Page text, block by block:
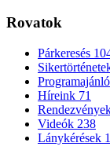
Rovatok
Párkeresés
Programajánló
Híreink 71
Videók 238
Lánykérések